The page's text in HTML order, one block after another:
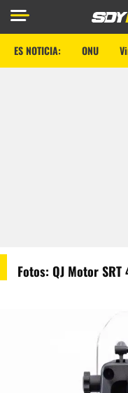
ES NOTICIA: ONU
Fotos: QJ Motor SRT